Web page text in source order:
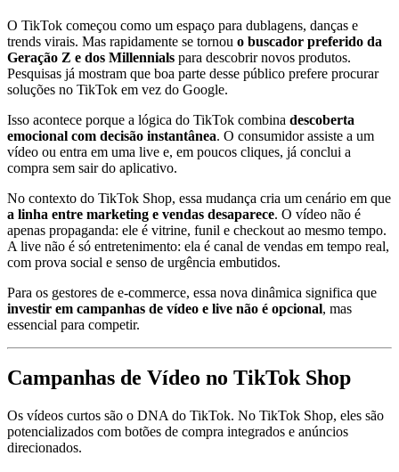
O TikTok começou como um espaço para dublagens, danças e
trends virais. Mas rapidamente se tornou o buscador preferido da
Geração Z e dos Millennials para descobrir novos produtos.
Pesquisas já mostram que boa parte desse público prefere procurar
soluções no TikTok em vez do Google.
Isso acontece porque a lógica do TikTok combina descoberta
emocional com decisão instantânea. O consumidor assiste a um
vídeo ou entra em uma live e, em poucos cliques, já conclui a
compra sem sair do aplicativo.
No contexto do TikTok Shop, essa mudança cria um cenário em que
a linha entre marketing e vendas desaparece. O vídeo não é
apenas propaganda: ele é vitrine, funil e checkout ao mesmo tempo.
A live não é só entretenimento: ela é canal de vendas em tempo real,
com prova social e senso de urgência embutidos.
Para os gestores de e-commerce, essa nova dinâmica significa que
investir em campanhas de vídeo e live não é opcional, mas
essencial para competir.
Campanhas de Vídeo no TikTok Shop
Os vídeos curtos são o DNA do TikTok. No TikTok Shop, eles são
potencializados com botões de compra integrados e anúncios
direcionados.